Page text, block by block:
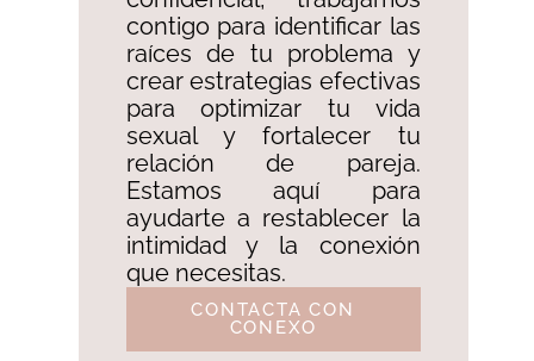
contigo para identificar las
raíces de tu problema y
crear estrategias efectivas
para optimizar tu vida
sexual y fortalecer tu
relación de pareja.
Estamos aquí para
ayudarte a restablecer la
intimidad y la conexión
que necesitas.
CONTACTA CON
CONEXO